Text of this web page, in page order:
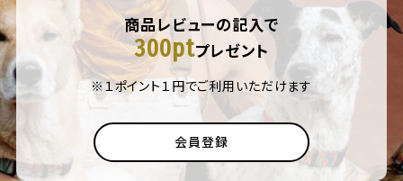
商品レビューの記入で
300ptプレゼント
※１ポイント１円でご利用いただけます
会員登録